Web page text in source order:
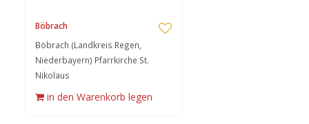
Böbrach
Böbrach (Landkreis Regen,
Niederbayern) Pfarrkirche St.
Nikolaus
in den Warenkorb legen